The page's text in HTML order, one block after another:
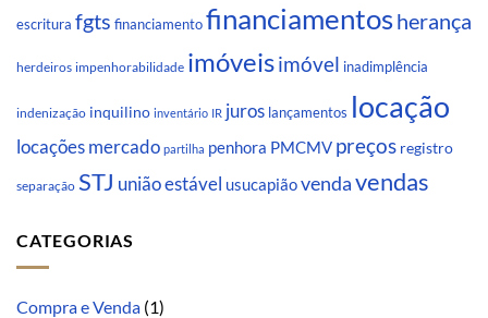
escritura fgts financiamentofinanciamentosherança
herdeiros impenhorabilidade imóveisimóvel inadimplência
indenização inquilino inventário IR juros lançamentos locação
locações mercado partilha penhora PMCMV preços registro
separação STJ união estável usucapiãovendavendas
CATEGORIAS
Compra e Venda (1)